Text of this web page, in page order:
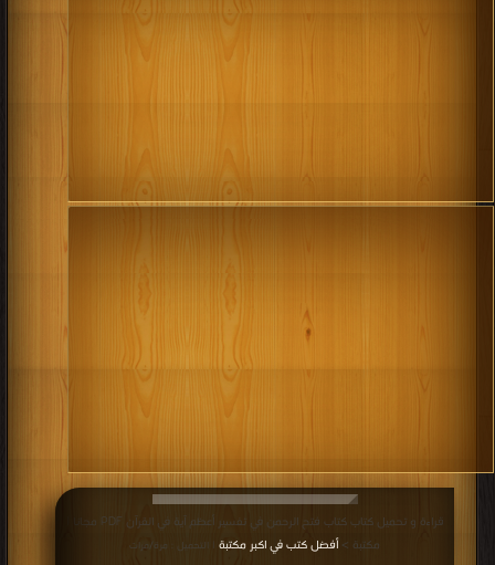
قراءة و تحميل كتاب كتاب فتح الرحمن في تفسير أعظم آية في القرآن PDF مجانا |
مكتبة >أفضل كتب في اكبر مكتبة | التحميل : مرة/مرات